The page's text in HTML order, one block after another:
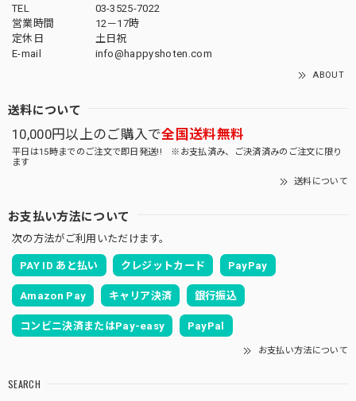
TEL
03-3525-7022
営業時間
12－17時
定休日
土日祝
E-mail
info@happyshoten.com
ABOUT
送料について
10,000円以上のご購入で全国送料無料
平日は15時までのご注文で即日発送!! ※お支払済み、ご決済済みのご注文に限り
ます
送料について
お支払い方法について
次の方法がご利用いただけます。
PAY ID あと払い クレジットカード PayPay
Amazon Pay キャリア決済 銀行振込
コンビニ決済またはPay-easy PayPal
お支払い方法について
SEARCH